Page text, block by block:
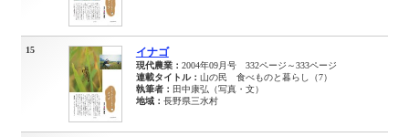
15 イナゴ
現代農業： 2004年09月号 332ページ～333ページ
連載タイトル： 山の民 食べものと暮らし（7）
執筆者： 田中康弘（写真・文）
地域： 長野県三水村